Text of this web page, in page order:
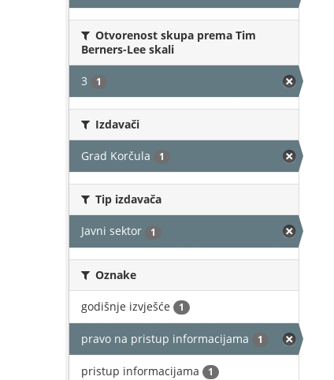
Otvorenost skupa prema Tim
Berners-Lee skali
3 1
Izdavači
Grad Korčula 1
Tip izdavača
Javni sektor 1
Oznake
godišnje izvješće 1
pravo na pristup informacijama 1
pristup informacijama 1